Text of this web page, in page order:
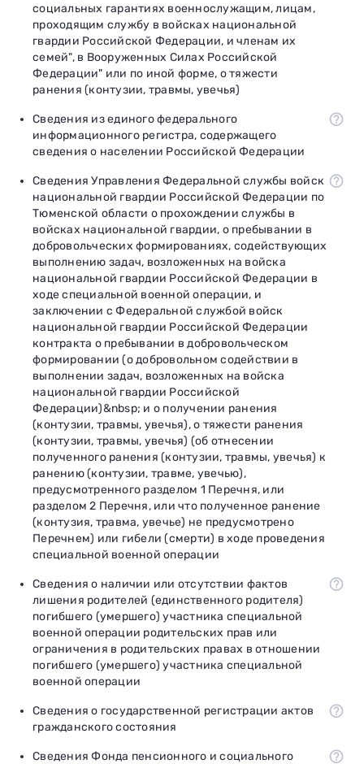
социальных гарантиях военнослужащим, лицам,
проходящим службу в войсках национальной
гвардии Российской Федерации, и членам их
семей", в Вооруженных Силах Российской
Федерации" или по иной форме, о тяжести
ранения (контузии, травмы, увечья)
Сведения из единого федерального
информационного регистра, содержащего
сведения о населении Российской Федерации
Сведения Управления Федеральной службы войск
национальной гвардии Российской Федерации по
Тюменской области о прохождении службы в
войсках национальной гвардии, о пребывании в
добровольческих формированиях, содействующих
выполнению задач, возложенных на войска
национальной гвардии Российской Федерации в
ходе специальной военной операции, и
заключении с Федеральной службой войск
национальной гвардии Российской Федерации
контракта о пребывании в добровольческом
формировании (о добровольном содействии в
выполнении задач, возложенных на войска
национальной гвардии Российской
Федерации)&nbsp; и о получении ранения
(контузии, травмы, увечья), о тяжести ранения
(контузии, травмы, увечья) (об отнесении
полученного ранения (контузии, травмы, увечья) к
ранению (контузии, травме, увечью),
предусмотренного разделом 1 Перечня, или
разделом 2 Перечня, или что полученное ранение
(контузия, травма, увечье) не предусмотрено
Перечнем) или гибели (смерти) в ходе проведения
специальной военной операции
Сведения о наличии или отсутствии фактов
лишения родителей (единственного родителя)
погибшего (умершего) участника специальной
военной операции родительских прав или
ограничения в родительских правах в отношении
погибшего (умершего) участника специальной
военной операции
Сведения о государственной регистрации актов
гражданского состояния
Сведения Фонда пенсионного и социального